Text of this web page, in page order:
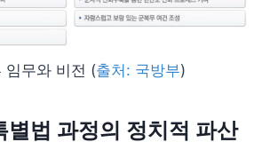
임무와 비전 (출처: 국방부)
별법 과정의 정치적 파산